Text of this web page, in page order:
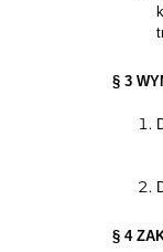
§ 3
§ 4